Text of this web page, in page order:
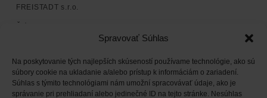
Spravovať Súhlas
Na poskytovanie tých najlepších skúseností používame technológie, ako sú
súbory cookie na ukladanie a/alebo prístup k informáciám o zariadení.
Súhlas s týmito technológiami nám umožní spracovávať údaje, ako je
správanie pri prehliadaní alebo jedinečné ID na tejto stránke. Nesúhlas
FREISTADT s.r.o.
+421 948 068 598
+421 948 168 338